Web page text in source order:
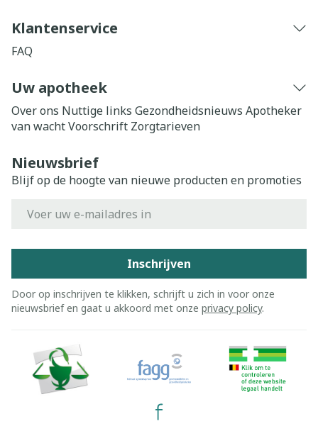
Klantenservice
FAQ
Uw apotheek
Over ons Nuttige links Gezondheidsnieuws Apotheker
van wachtVoorschrift Zorgtarieven
Nieuwsbrief
Blijf op de hoogte van nieuwe producten en promoties
Inschrijven
Door op inschrijven te klikken, schrijft u zich in voor onze
nieuwsbrief en gaat u akkoord met onze privacy policy.